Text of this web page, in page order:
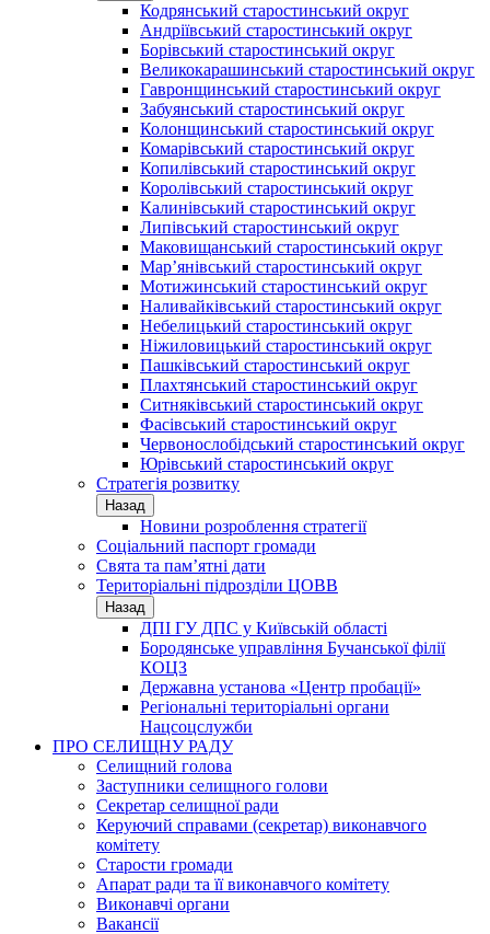
Кодрянський старостинський округ
Андріївський старостинський округ
Борівський старостинський округ
Великокарашинський старостинський округ
Гавронщинський старостинський округ
Забуянський старостинський округ
Колонщинський старостинський округ
Комарівський старостинський округ
Копилівський старостинський округ
Королівський старостинський округ
Калинівський старостинський округ
Липівський старостинський округ
Маковищанський старостинський округ
Мар’янівський старостинський округ
Мотижинський старостинський округ
Наливайківський старостинський округ
Небелицький старостинський округ
Ніжиловицький старостинський округ
Пашківський старостинський округ
Плахтянський старостинський округ
Ситняківський старостинський округ
Фасівський старостинський округ
Червонослобідський старостинський округ
Юрівський старостинський округ
Стратегія розвитку
Назад
Новини розроблення стратегії
Соціальний паспорт громади
Свята та пам’ятні дати
Територіальні підрозділи ЦОВВ
Назад
ДПІ ГУ ДПС у Київській області
Бородянське управління Бучанської філії
КОЦЗ
Державна установа «Центр пробації»
Регіональні територіальні органи
Нацсоцслужби
ПРО СЕЛИЩНУ РАДУ
Селищний голова
Заступники селищного голови
Секретар селищної ради
Керуючий справами (секретар) виконавчого
комітету
Старости громади
Апарат ради та її виконавчого комітету
Виконавчі органи
Вакансії